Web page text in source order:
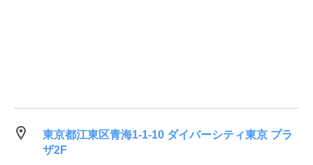
東京都江東区青海1-1-10 ダイバーシティ東京 プラ
ザ2F